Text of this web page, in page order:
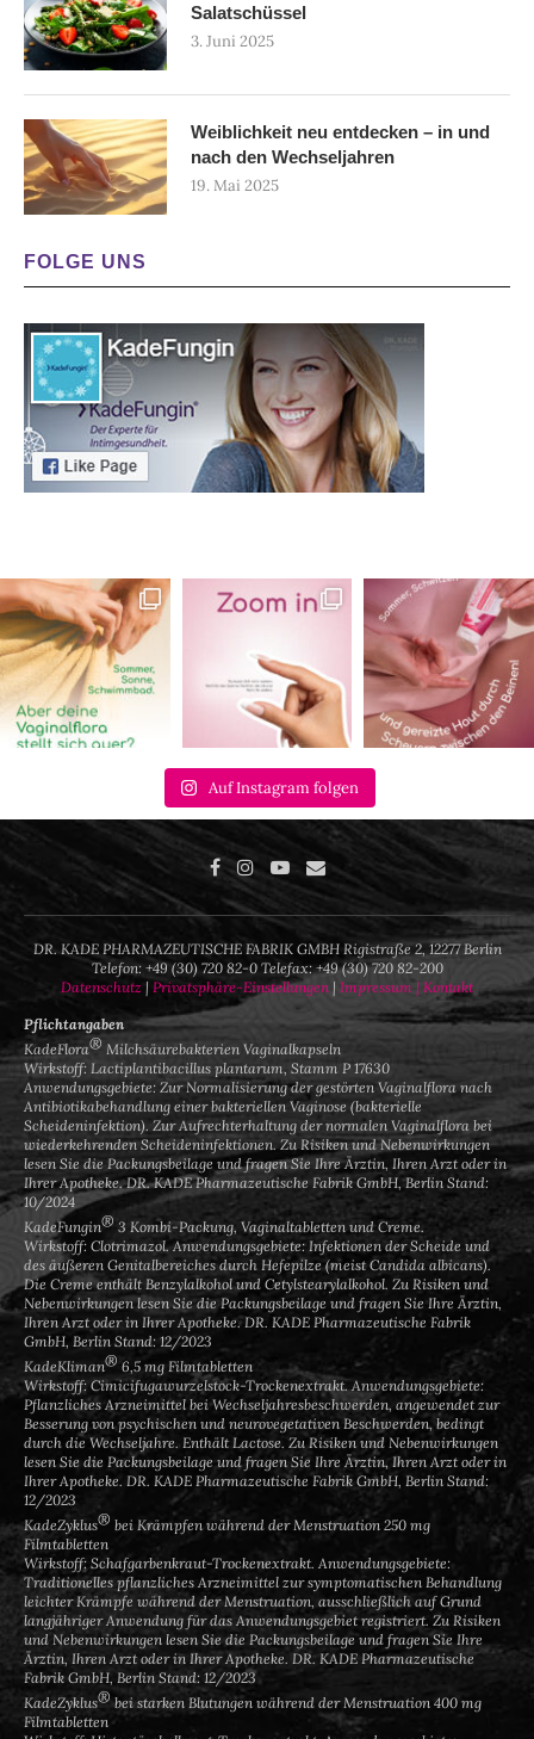
Salatschüssel
3. Juni 2025
Weiblichkeit neu entdecken – in und
nach den Wechseljahren
19. Mai 2025
FOLGE UNS
Auf Instagram folgen
DR. KADE PHARMAZEUTISCHE FABRIK GMBH Rigistraße 2, 12277 Berlin
Telefon: +49 (30) 720 82-0 Telefax: +49 (30) 720 82-200
Datenschutz | Privatsphäre-Einstellungen | Impressum | Kontakt
Pflichtangaben
KadeFlora® Milchsäurebakterien Vaginalkapseln
Wirkstoff: Lactiplantibacillus plantarum, Stamm P 17630
Anwendungsgebiete: Zur Normalisierung der gestörten Vaginalflora nach
Antibiotikabehandlung einer bakteriellen Vaginose (bakterielle
Scheideninfektion). Zur Aufrechterhaltung der normalen Vaginalflora bei
wiederkehrenden Scheideninfektionen. Zu Risiken und Nebenwirkungen
lesen Sie die Packungsbeilage und fragen Sie Ihre Ärztin, Ihren Arzt oder in
Ihrer Apotheke. DR. KADE Pharmazeutische Fabrik GmbH, Berlin Stand:
10/2024
KadeFungin® 3 Kombi-Packung, Vaginaltabletten und Creme.
Wirkstoff: Clotrimazol. Anwendungsgebiete: Infektionen der Scheide und
des äußeren Genitalbereiches durch Hefepilze (meist Candida albicans).
Die Creme enthält Benzylalkohol und Cetylstearylalkohol. Zu Risiken und
Nebenwirkungen lesen Sie die Packungsbeilage und fragen Sie Ihre Ärztin,
Ihren Arzt oder in Ihrer Apotheke. DR. KADE Pharmazeutische Fabrik
GmbH, Berlin Stand: 12/2023
KadeKliman® 6,5 mg Filmtabletten
Wirkstoff: Cimicifugawurzelstock-Trockenextrakt. Anwendungsgebiete:
Pflanzliches Arzneimittel bei Wechseljahresbeschwerden, angewendet zur
Besserung von psychischen und neurovegetativen Beschwerden, bedingt
durch die Wechseljahre. Enthält Lactose. Zu Risiken und Nebenwirkungen
lesen Sie die Packungsbeilage und fragen Sie Ihre Ärztin, Ihren Arzt oder in
Ihrer Apotheke. DR. KADE Pharmazeutische Fabrik GmbH, Berlin Stand:
12/2023
KadeZyklus® bei Krämpfen während der Menstruation 250 mg
Filmtabletten
Wirkstoff: Schafgarbenkraut-Trockenextrakt. Anwendungsgebiete:
Traditionelles pflanzliches Arzneimittel zur symptomatischen Behandlung
leichter Krämpfe während der Menstruation, ausschließlich auf Grund
langjähriger Anwendung für das Anwendungsgebiet registriert. Zu Risiken
und Nebenwirkungen lesen Sie die Packungsbeilage und fragen Sie Ihre
Ärztin, Ihren Arzt oder in Ihrer Apotheke. DR. KADE Pharmazeutische
Fabrik GmbH, Berlin Stand: 12/2023
KadeZyklus®bei starken Blutungen während der Menstruation 400 mg
Filmtabletten